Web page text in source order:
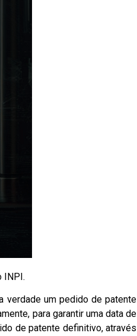
INPI.
verdade um pedido de patente
para garantir uma data de
de patente definitivo, através